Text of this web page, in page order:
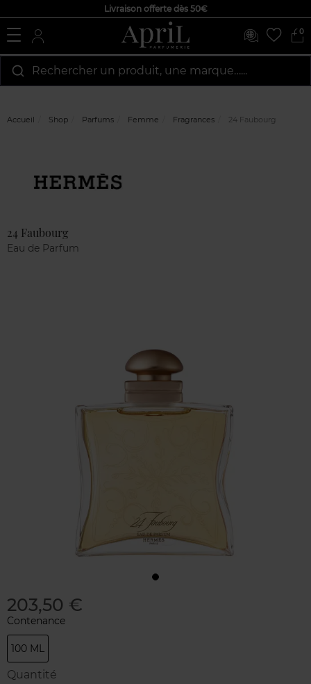
Livraison offerte dès 50€
0
Rechercher un produit, une marque…...
Accueil Shop Parfums Femme Fragrances 24 Faubourg
24 Faubourg
Eau de Parfum
203,50 €
Contenance
100 ML
Quantité